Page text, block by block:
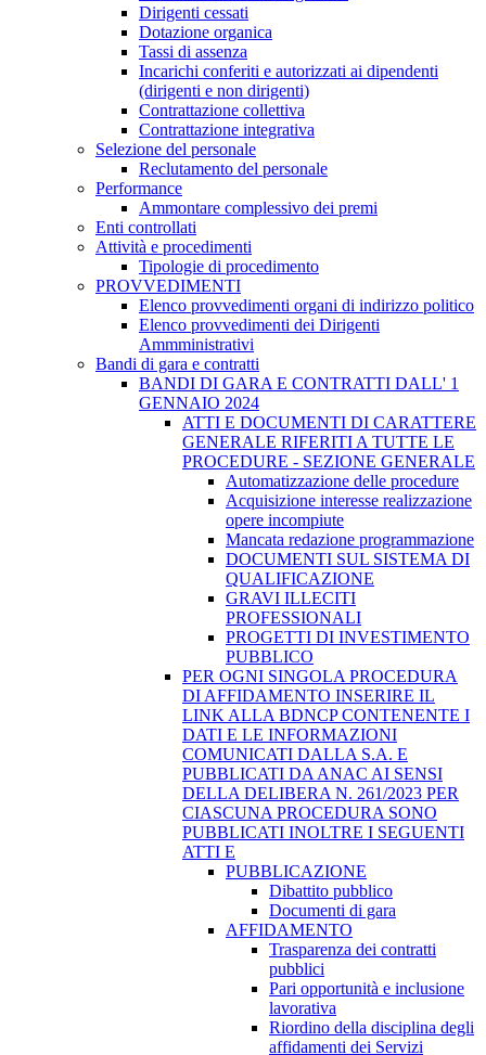
Dirigenti cessati
Dotazione organica
Tassi di assenza
Incarichi conferiti e autorizzati ai dipendenti
(dirigenti e non dirigenti)
Contrattazione collettiva
Contrattazione integrativa
Selezione del personale
Reclutamento del personale
Performance
Ammontare complessivo dei premi
Enti controllati
Attività e procedimenti
Tipologie di procedimento
PROVVEDIMENTI
Elenco provvedimenti organi di indirizzo politico
Elenco provvedimenti dei Dirigenti
Ammministrativi
Bandi di gara e contratti
BANDI DI GARA E CONTRATTI DALL' 1
GENNAIO 2024
ATTI E DOCUMENTI DI CARATTERE
GENERALE RIFERITI A TUTTE LE
PROCEDURE - SEZIONE GENERALE
Automatizzazione delle procedure
Acquisizione interesse realizzazione
opere incompiute
Mancata redazione programmazione
DOCUMENTI SUL SISTEMA DI
QUALIFICAZIONE
GRAVI ILLECITI
PROFESSIONALI
PROGETTI DI INVESTIMENTO
PUBBLICO
PER OGNI SINGOLA PROCEDURA
DI AFFIDAMENTO INSERIRE IL
LINK ALLA BDNCP CONTENENTE I
DATI E LE INFORMAZIONI
COMUNICATI DALLA S.A. E
PUBBLICATI DA ANAC AI SENSI
DELLA DELIBERA N. 261/2023 PER
CIASCUNA PROCEDURA SONO
PUBBLICATI INOLTRE I SEGUENTI
ATTI E
PUBBLICAZIONE
Dibattito pubblico
Documenti di gara
AFFIDAMENTO
Trasparenza dei contratti
pubblici
Pari opportunità e inclusione
lavorativa
Riordino della disciplina degli
affidamenti dei Servizi